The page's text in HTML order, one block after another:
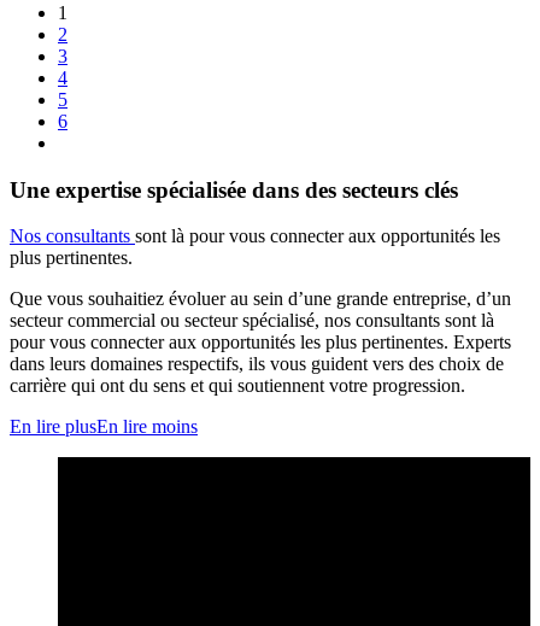
1
2
3
4
5
6
Une expertise spécialisée dans des secteurs clés
Nos consultants sont là pour vous connecter aux opportunités les
plus pertinentes.
Que vous souhaitiez évoluer au sein d’une grande entreprise, d’un
secteur commercial ou secteur spécialisé, nos consultants sont là
pour vous connecter aux opportunités les plus pertinentes. Experts
dans leurs domaines respectifs, ils vous guident vers des choix de
carrière qui ont du sens et qui soutiennent votre progression.
En lire plusEn lire moins